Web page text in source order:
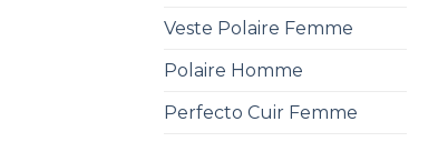
Veste Polaire Femme
Polaire Homme
Perfecto Cuir Femme